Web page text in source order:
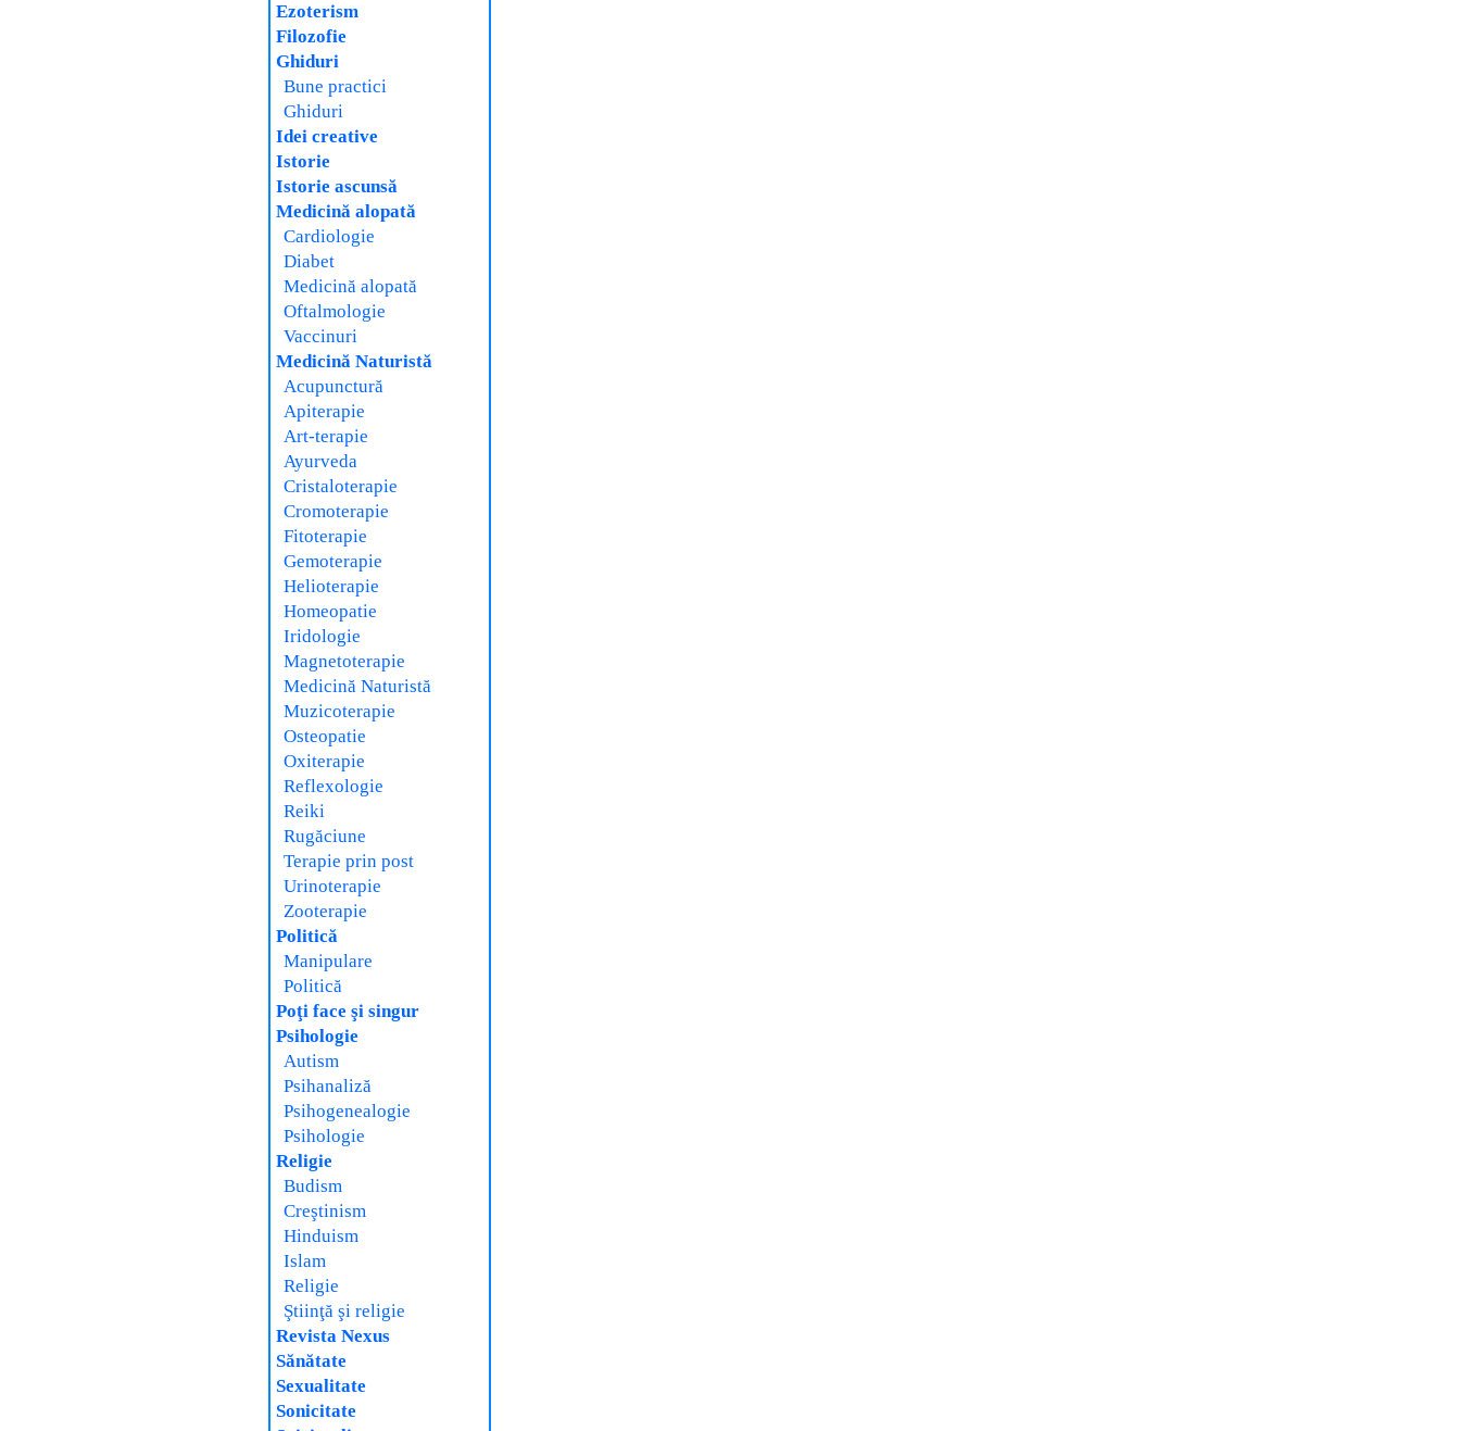
Ezoterism
Filozofie
Ghiduri
Bune practici
Ghiduri
Idei creative
Istorie
Istorie ascunsă
Medicină alopată
Cardiologie
Diabet
Medicină alopată
Oftalmologie
Vaccinuri
Medicină Naturistă
Acupunctură
Apiterapie
Art-terapie
Ayurveda
Cristaloterapie
Cromoterapie
Fitoterapie
Gemoterapie
Helioterapie
Homeopatie
Iridologie
Magnetoterapie
Medicină Naturistă
Muzicoterapie
Osteopatie
Oxiterapie
Reflexologie
Reiki
Rugăciune
Terapie prin post
Urinoterapie
Zooterapie
Politică
Manipulare
Politică
Poţi face şi singur
Psihologie
Autism
Psihanaliză
Psihogenealogie
Psihologie
Religie
Budism
Creştinism
Hinduism
Islam
Religie
Ştiinţă şi religie
Revista Nexus
Sănătate
Sexualitate
Sonicitate